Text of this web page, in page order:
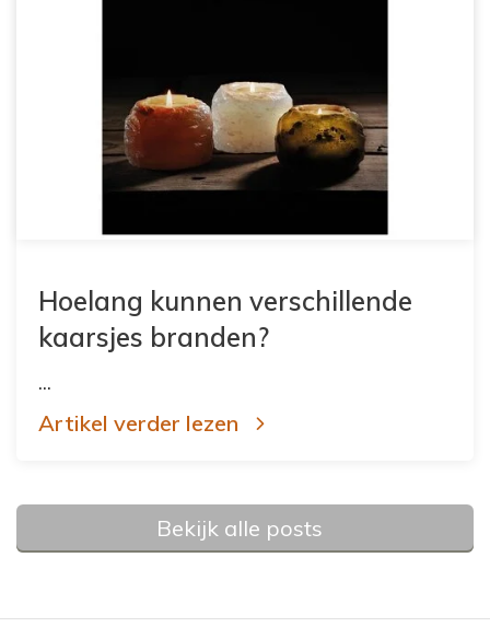
Hoelang kunnen verschillende
kaarsjes branden?
...
Artikel verder lezen
Bekijk alle posts